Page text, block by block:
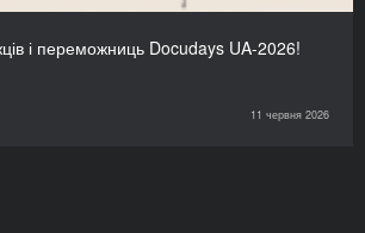
і переможниць Docudays UA-2026!
11 червня 2026